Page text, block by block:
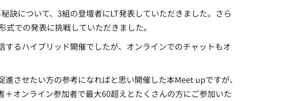
訣について、3組の登壇者にLT発表していただきました。さら
での発表に挑戦していただきました。
るハイブリッド開催でしたが、オンラインでのチャットもオ
させたい方の参考になればと思い開催した本Meet upですが、
オンライン参加者で最大60超えとたくさんの方にご参加いた